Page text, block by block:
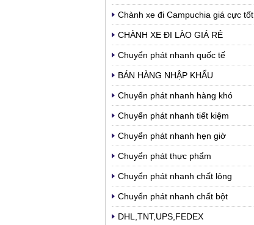
Chành xe đi Campuchia giá cực tốt.
CHÀNH XE ĐI LÀO GIÁ RẺ
Chuyển phát nhanh quốc tế
BÁN HÀNG NHẬP KHẨU
Chuyển phát nhanh hàng khó
Chuyển phát nhanh tiết kiệm
Chuyển phát nhanh hẹn giờ
Chuyển phát thực phẩm
Chuyển phát nhanh chất lỏng
Chuyển phát nhanh chất bột
DHL,TNT,UPS,FEDEX